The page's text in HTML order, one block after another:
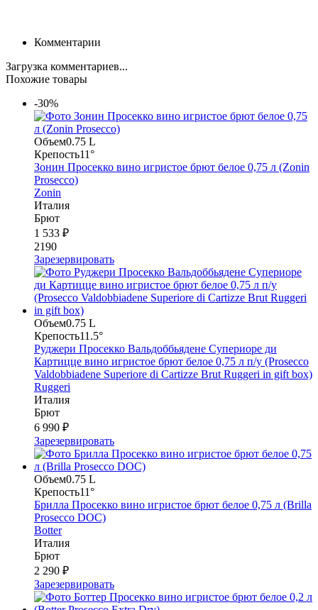
Комментарии
Загрузка комментариев...
Похожие товары
-30%
Объем0.75 L
Крепость11°
Зонин Просекко вино игристое брют белое 0,75 л (Zonin
Prosecco)
Zonin
Италия
Брют
1 533 ₽
2190
Зарезервировать
Объем0.75 L
Крепость11.5°
Руджери Просекко Вальдоббьядене Супериоре ди
Картицце вино игристое брют белое 0,75 л п/у (Prosecco
Valdobbiadene Superiore di Cartizze Brut Ruggeri in gift box)
Ruggeri
Италия
Брют
6 990 ₽
Зарезервировать
Объем0.75 L
Крепость11°
Брилла Просекко вино игристое брют белое 0,75 л (Brilla
Prosecco DOC)
Botter
Италия
Брют
2 290 ₽
Зарезервировать